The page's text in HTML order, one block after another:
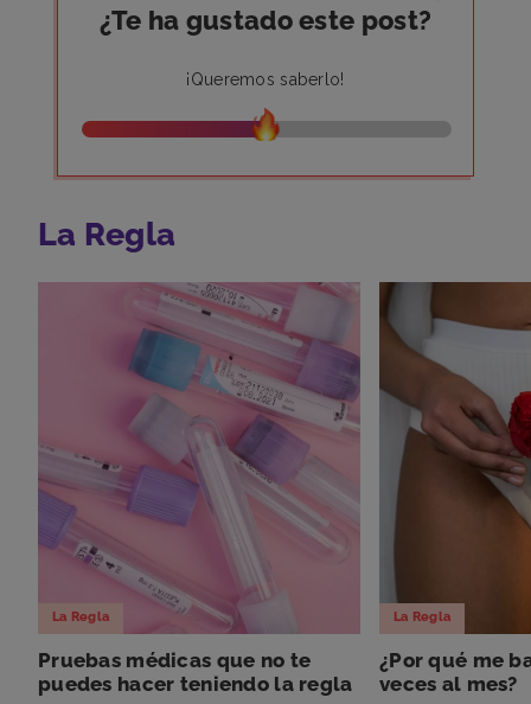
¿Te ha gustado este post?
¡Queremos saberlo!
La Regla
La Regla
Pruebas médicas que no te
puedes hacer teniendo la regla
La Regla
¿Por qué me
veces al mes?